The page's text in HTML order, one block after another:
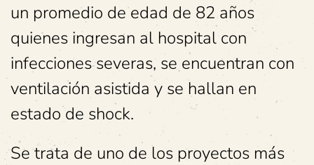
un promedio de edad de 82 años
quienes ingresan al hospital con
infecciones severas, se encuentran con
ventilación asistida y se hallan en
estado de shock.
Se trata de uno de los proyectos más